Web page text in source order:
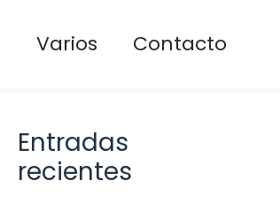
Varios Contacto
Entradas
recientes